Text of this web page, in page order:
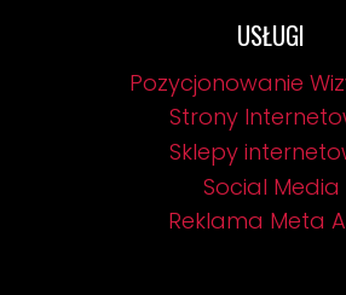
USŁUGI
Pozycjonowanie
Strony
Sklepy
Social Media
Reklama Meta